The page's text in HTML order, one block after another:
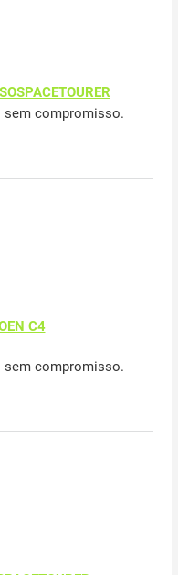
sem compromisso.
C4
sem compromisso.